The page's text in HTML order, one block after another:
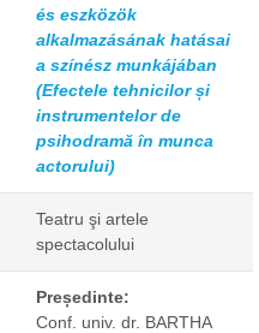
és eszközök
alkalmazásának hatásai
a színész munkájában
(Efectele tehnicilor și
instrumentelor de
psihodramă în munca
actorului)
Teatru şi artele
spectacolului
Președinte:
Conf. univ. dr. BARTHA